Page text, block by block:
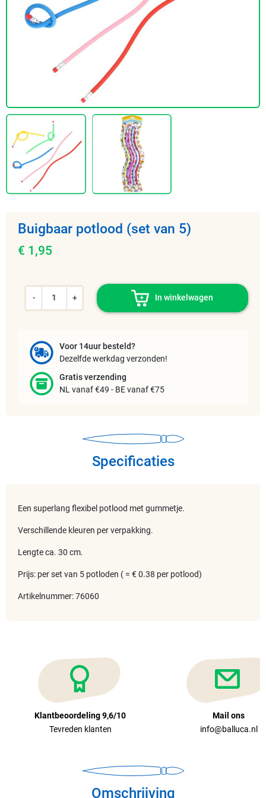
Buigbaar potlood (set van 5)
€ 1,95
- + In winkelwagen
Voor 14uur besteld?
Dezelfde werkdag verzonden!
Gratis verzending
NL vanaf €49 - BE vanaf €75
Specificaties
Een superlang flexibel potlood met gummetje.
Verschillende kleuren per verpakking.
Lengte ca. 30 cm.
Prijs: per set van 5 potloden ( = € 0.38 per potlood)
Artikelnummer: 76060
Klantbeoordeling 9,6/10
Tevreden klanten
Mail ons
info@balluca.nl
Omschrijving